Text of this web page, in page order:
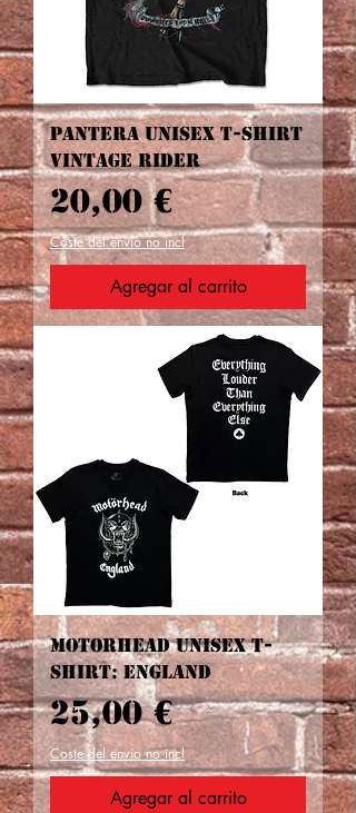
Pantera Unisex T-Shirt
Vintage Rider
Precio
20,00 €
Coste del envío no incl
Agregar al carrito
Motorhead Unisex T-
Shirt: England
Precio
25,00 €
Coste del envío no incl
Agregar al carrito